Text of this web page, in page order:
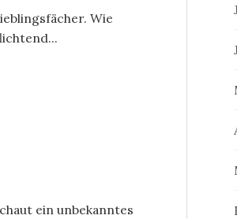
Wie
ein unbekanntes